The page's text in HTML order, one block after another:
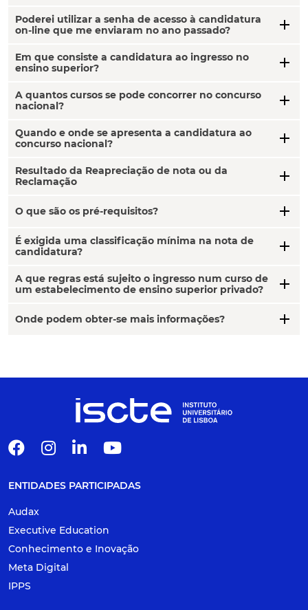
Poderei utilizar a senha de acesso à candidatura
on-line que me enviaram no ano passado?
add
Em que consiste a candidatura ao ingresso no
ensino superior?
add
A quantos cursos se pode concorrer no concurso
nacional?
add
Quando e onde se apresenta a candidatura ao
concurso nacional?
add
Resultado da Reapreciação de nota ou da
Reclamação
add
O que são os pré-requisitos? add
É exigida uma classificação mínima na nota de
candidatura?
add
A que regras está sujeito o ingresso num curso de
um estabelecimento de ensino superior privado?
add
Onde podem obter-se mais informações? add
ENTIDADES PARTICIPADAS
Audax
Executive Education
Conhecimento e Inovação
Meta Digital
IPPS